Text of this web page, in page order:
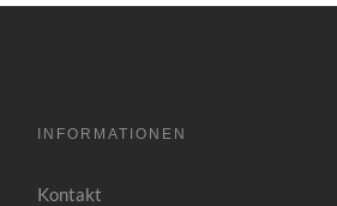
INFORMATIONEN
Kontakt